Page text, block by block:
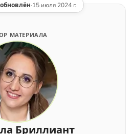
·15 июля 2024 г.
МАТЕРИАЛА
Бриллиант